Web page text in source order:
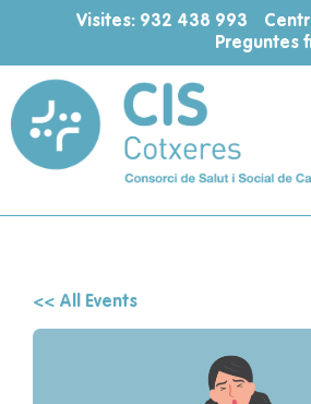
Visites: 932 438 993
Preguntes
<< All Events